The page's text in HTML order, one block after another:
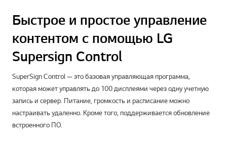
Быстрое и простое управление
контентом с помощью LG
Supersign Control
SuperSign Control — это базовая управляющая программа,
которая может управлять до 100 дисплеями через одну учетную
запись и сервер. Питание, громкость и расписание можно
настраивать удаленно. Кроме того, поддерживается обновление
встроенного ПО.